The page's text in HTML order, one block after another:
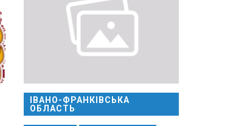
ІВАНО-ФРАНКІВСЬКА
ОБЛАСТЬ